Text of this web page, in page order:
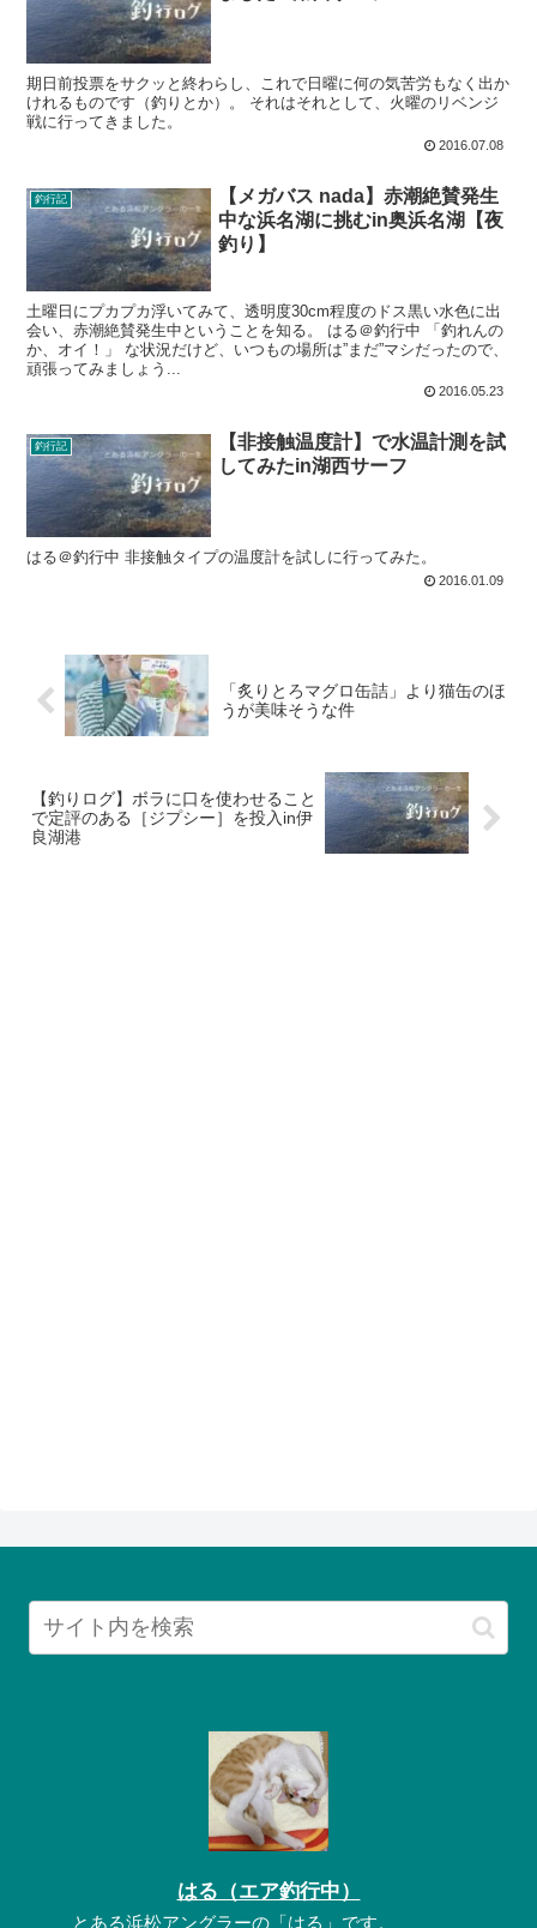
期日前投票をサクッと終わらし、これで日曜に何の気苦労もなく出か
けれるものです（釣りとか）。 それはそれとして、火曜のリベンジ
戦に行ってきました。
2016.07.08
釣行記
【メガバス nada】赤潮絶賛発生
中な浜名湖に挑むin奥浜名湖【夜
釣り】
土曜日にプカプカ浮いてみて、透明度30cm程度のドス黒い水色に出
会い、赤潮絶賛発生中ということを知る。 はる＠釣行中 「釣れんの
か、オイ！」 な状況だけど、いつもの場所は”まだ”マシだったので、
頑張ってみましょう...
2016.05.23
釣行記
【非接触温度計】で水温計測を試
してみたin湖西サーフ
はる＠釣行中 非接触タイプの温度計を試しに行ってみた。
2016.01.09
「炙りとろマグロ缶詰」より猫缶のほ
うが美味そうな件
【釣りログ】ボラに口を使わせること
で定評のある［ジプシー］を投入in伊
良湖港
はる（エア釣行中）
とある浜松アングラーの「はる」です。